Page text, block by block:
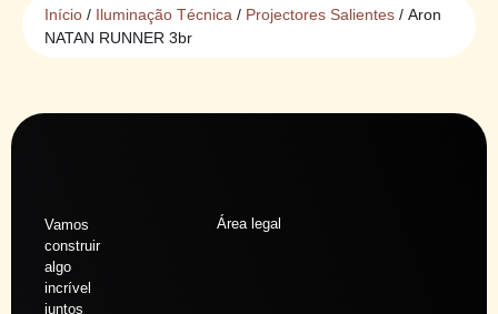
Início / Iluminação Técnica / Projectores Salientes / Aron
NATAN RUNNER 3br
Vamos
construir
algo
incrível
juntos
Área legal